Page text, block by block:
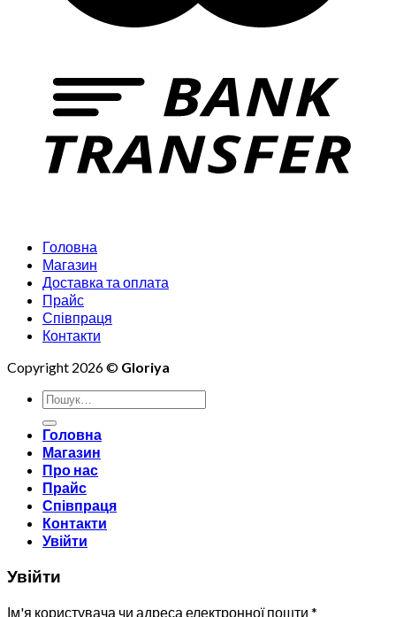
Головна
Магазин
Доставка та оплата
Прайс
Співпраця
Контакти
Copyright 2026 © Gloriya
Шукати:
Головна
Магазин
Про нас
Прайс
Співпраця
Контакти
Увійти
Увійти
Ім'я користувача чи адреса електронної пошти *